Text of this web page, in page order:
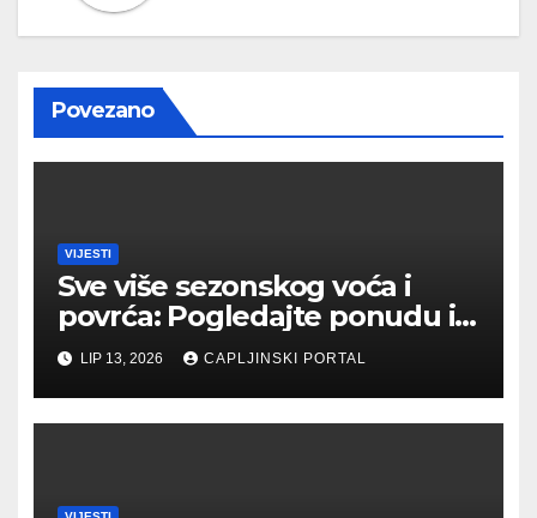
Povezano
VIJESTI
Sve više sezonskog voća i
povrća: Pogledajte ponudu i
cijene na čapljinskoj
Veletržnici
LIP 13, 2026 CAPLJINSKI PORTAL